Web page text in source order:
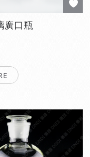
廣口瓶